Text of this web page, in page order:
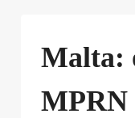
Malta:
MPRN